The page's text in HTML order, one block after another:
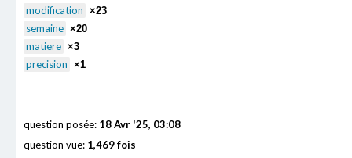
modification ×23
semaine ×20
matiere ×3
precision ×1
question posée: 18 Avr '25, 03:08
question vue: 1,469 fois